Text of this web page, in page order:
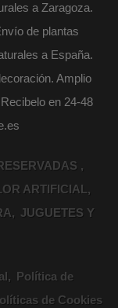
a Zaragoza.
de plantas
a España.
Amplio
en 24-48
ARTIFICIAL
JUGUETES Y
Política de
de Cookies